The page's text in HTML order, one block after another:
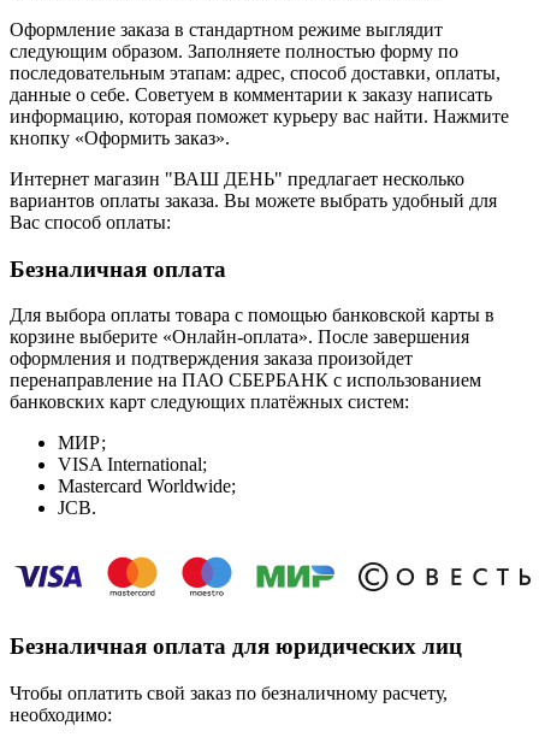
Оформление заказа в стандартном режиме выглядит
следующим образом. Заполняете полностью форму по
последовательным этапам: адрес, способ доставки, оплаты,
данные о себе. Советуем в комментарии к заказу написать
информацию, которая поможет курьеру вас найти. Нажмите
кнопку «Оформить заказ».
Интернет магазин "ВАШ ДЕНЬ" предлагает несколько
вариантов оплаты заказа. Вы можете выбрать удобный для
Вас способ оплаты:
Безналичная оплата
Для выбора оплаты товара с помощью банковской карты в
корзине выберите «Онлайн-оплата». После завершения
оформления и подтверждения заказа произойдет
перенаправление на ПАО СБЕРБАНК с использованием
банковских карт следующих платёжных систем:
МИР;
VISA International;
Mastercard Worldwide;
JCB.
Безналичная оплата для юридических лиц
Чтобы оплатить свой заказ по безналичному расчету,
необходимо: